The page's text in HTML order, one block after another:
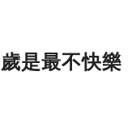
是最不快樂